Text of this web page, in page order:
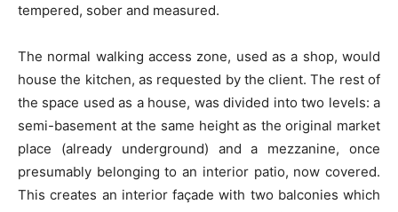
tempered, sober and measured.
The normal walking access zone, used as a shop, would
house the kitchen, as requested by the client. The rest of
the space used as a house, was divided into two levels: a
semi-basement at the same height as the original market
place (already underground) and a mezzanine, once
presumably belonging to an interior patio, now covered.
This creates an interior façade with two balconies which